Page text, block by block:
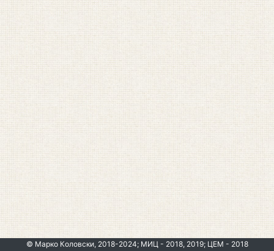
© Марко Коловски, 2018-2024; МИЦ - 2018, 2019; ЦЕМ - 2018